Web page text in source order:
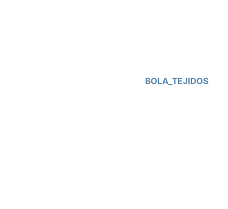
BOLA_TEJIDOS